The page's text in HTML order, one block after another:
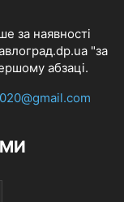
за наявності
"за
абзаці.